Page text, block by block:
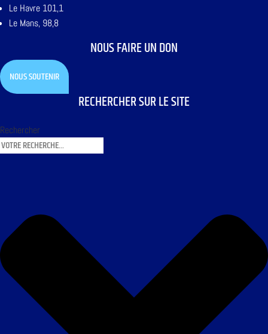
Le Havre 101,1
Le Mans, 98,8
NOUS FAIRE UN DON
NOUS SOUTENIR
RECHERCHER SUR LE SITE
Rechercher